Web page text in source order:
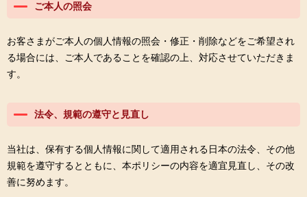
ご本人の照会
お客さまがご本人の個人情報の照会・修正・削除などをご希望され
る場合には、ご本人であることを確認の上、対応させていただきま
す。
法令、規範の遵守と見直し
当社は、保有する個人情報に関して適用される日本の法令、その他
規範を遵守するとともに、本ポリシーの内容を適宜見直し、その改
善に努めます。